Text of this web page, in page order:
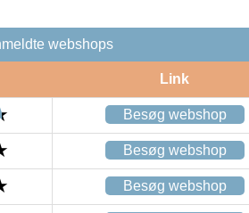
webshops
Link
Besøg webshop
Besøg webshop
Besøg webshop